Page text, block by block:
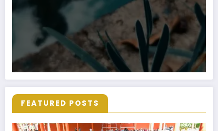
FEATURED POSTS